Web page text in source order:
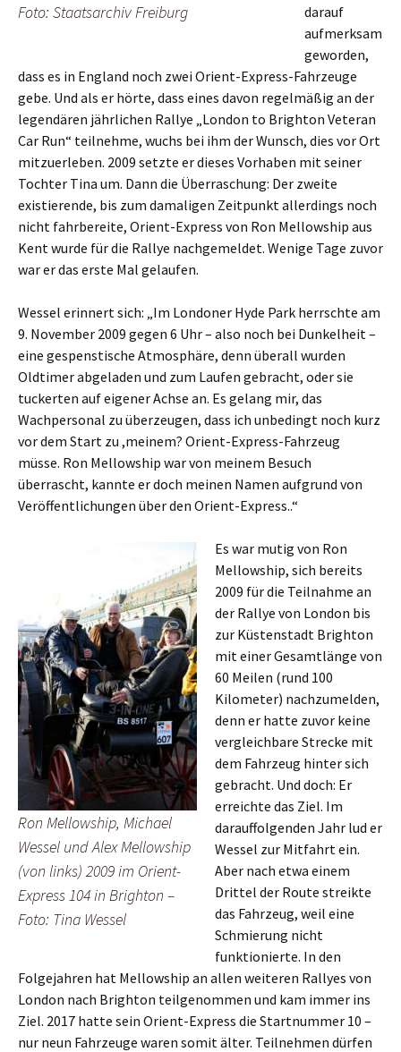
Foto: Staatsarchiv Freiburg
darauf
aufmerksam
geworden,
dass es in England noch zwei Orient-Express-Fahrzeuge
gebe. Und als er hörte, dass eines davon regelmäßig an der
legendären jährlichen Rallye „London to Brighton Veteran
Car Run“ teilnehme, wuchs bei ihm der Wunsch, dies vor Ort
mitzuerleben. 2009 setzte er dieses Vorhaben mit seiner
Tochter Tina um. Dann die Überraschung: Der zweite
existierende, bis zum damaligen Zeitpunkt allerdings noch
nicht fahrbereite, Orient-Express von Ron Mellowship aus
Kent wurde für die Rallye nachgemeldet. Wenige Tage zuvor
war er das erste Mal gelaufen.
Wessel erinnert sich: „Im Londoner Hyde Park herrschte am
9. November 2009 gegen 6 Uhr – also noch bei Dunkelheit –
eine gespenstische Atmosphäre, denn überall wurden
Oldtimer abgeladen und zum Laufen gebracht, oder sie
tuckerten auf eigener Achse an. Es gelang mir, das
Wachpersonal zu überzeugen, dass ich unbedingt noch kurz
vor dem Start zu ,meinem? Orient-Express-Fahrzeug
müsse. Ron Mellowship war von meinem Besuch
überrascht, kannte er doch meinen Namen aufgrund von
Veröffentlichungen über den Orient-Express..“
Ron Mellowship, Michael
Wessel und Alex Mellowship
(von links) 2009 im Orient-
Express 104 in Brighton –
Foto: Tina Wessel
Es war mutig von Ron
Mellowship, sich bereits
2009 für die Teilnahme an
der Rallye von London bis
zur Küstenstadt Brighton
mit einer Gesamtlänge von
60 Meilen (rund 100
Kilometer) nachzumelden,
denn er hatte zuvor keine
vergleichbare Strecke mit
dem Fahrzeug hinter sich
gebracht. Und doch: Er
erreichte das Ziel. Im
darauffolgenden Jahr lud er
Wessel zur Mitfahrt ein.
Aber nach etwa einem
Drittel der Route streikte
das Fahrzeug, weil eine
Schmierung nicht
funktionierte. In den
Folgejahren hat Mellowship an allen weiteren Rallyes von
London nach Brighton teilgenommen und kam immer ins
Ziel. 2017 hatte sein Orient-Express die Startnummer 10 –
nur neun Fahrzeuge waren somit älter. Teilnehmen dürfen